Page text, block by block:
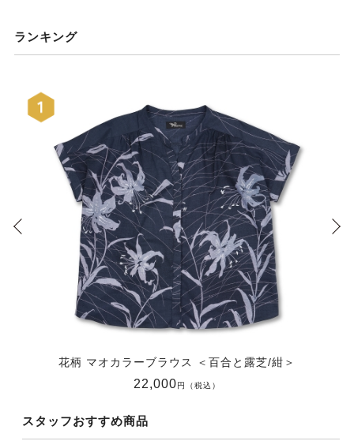
ランキング
花柄 マオカラーブラウス ＜百合と露芝/紺＞
22,000円（税込）
スタッフおすすめ商品